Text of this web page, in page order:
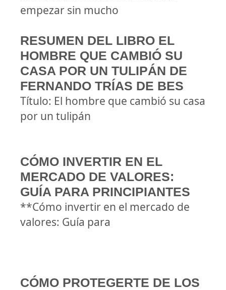
empezar sin mucho
RESUMEN DEL LIBRO EL
HOMBRE QUE CAMBIÓ SU
CASA POR UN TULIPÁN DE
FERNANDO TRÍAS DE BES
Título: El hombre que cambió su casa
por un tulipán
CÓMO INVERTIR EN EL
MERCADO DE VALORES:
GUÍA PARA PRINCIPIANTES
**Cómo invertir en el mercado de
valores: Guía para
CÓMO PROTEGERTE DE LOS